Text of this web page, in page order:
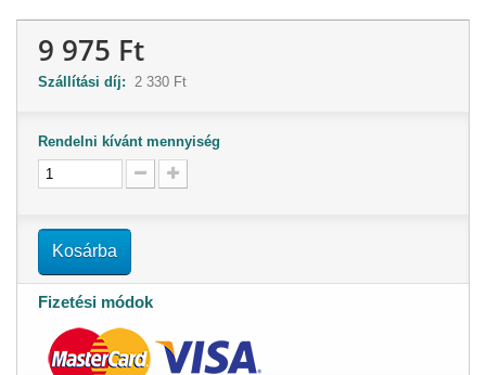
9 975 Ft
Szállítási díj: 2 330 Ft
Rendelni kívánt mennyiség
Kosárba
Fizetési módok